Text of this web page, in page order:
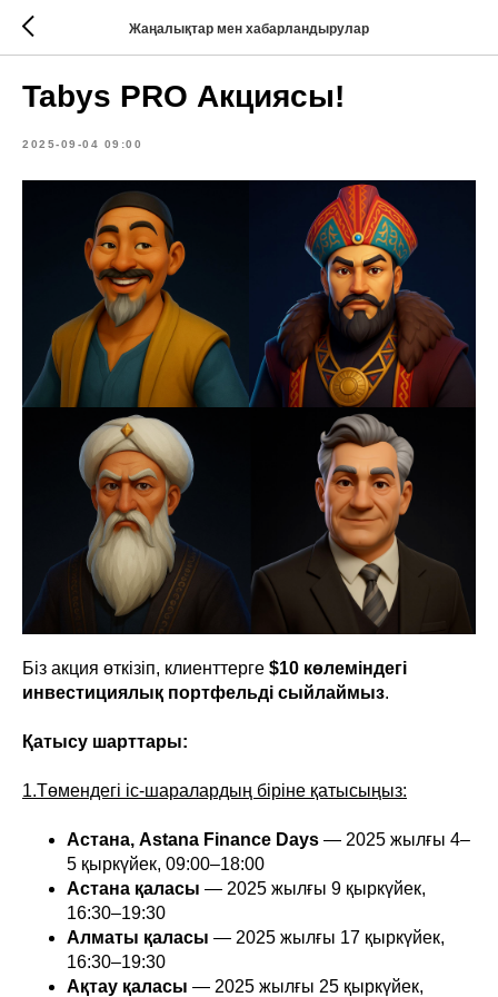
Жаңалықтар мен хабарландырулар
Tabys PRO Акциясы!
2025-09-04 09:00
Біз акция өткізіп, клиенттерге $10 көлеміндегі
инвестициялық портфельді сыйлаймыз.
Қатысу шарттары:
1.Төмендегі іс-шаралардың біріне қатысыңыз:
Астана, Astana Finance Days — 2025 жылғы 4–
5 қыркүйек, 09:00–18:00
Астана қаласы — 2025 жылғы 9 қыркүйек,
16:30–19:30
Алматы қаласы — 2025 жылғы 17 қыркүйек,
16:30–19:30
Ақтау қаласы — 2025 жылғы 25 қыркүйек,